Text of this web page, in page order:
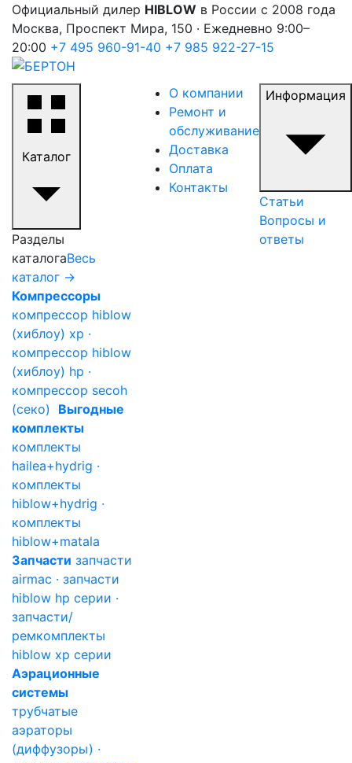
Официальный дилер HIBLOW в России с 2008 года
Москва, Проспект Мира, 150 · Ежедневно 9:00–
20:00 +7 495 960-91-40 +7 985 922-27-15
Каталог
Разделы
каталогаВесь
каталог →
Компрессоры
компрессор hiblow
(хиблоу) xp ·
компрессор hiblow
(хиблоу) hp ·
компрессор secoh
(секо)
Выгодные
комплекты
комплекты
hailea+hydrig ·
комплекты
hiblow+hydrig ·
комплекты
hiblow+matala
Запчасти запчасти
airmac · запчасти
hiblow hp серии ·
запчасти/
ремкомплекты
hiblow xp серии
Аэрационные
системы
трубчатые
аэраторы
(диффузоры) ·
О компании
Ремонт и
обслуживание
Доставка
Оплата
Контакты
Информация
Статьи
Вопросы и
ответы